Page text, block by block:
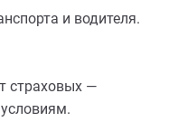
и водителя.
страховых —